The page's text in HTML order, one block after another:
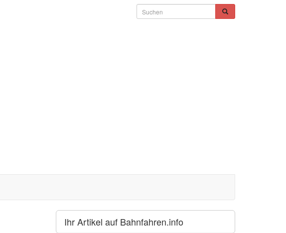
Ihr Artikel auf Bahnfahren.info